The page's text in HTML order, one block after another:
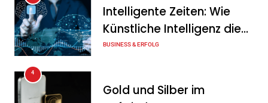
Intelligente Zeiten: Wie
Künstliche Intelligenz die
Geschäftswelt verändert
BUSINESS & ERFOLG
4
Gold und Silber im